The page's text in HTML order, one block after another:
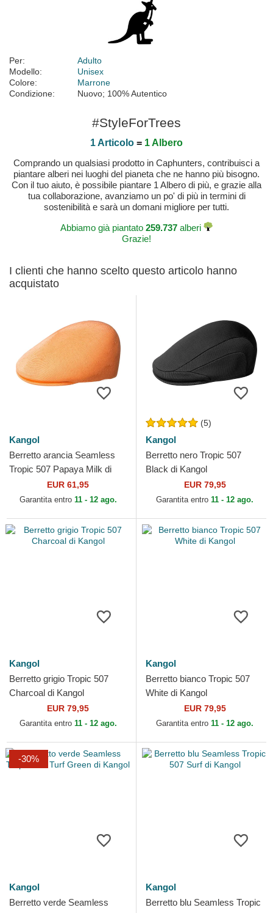
Per:
Adulto
Modello:
Unisex
Colore:
Marrone
Condizione:
Nuovo; 100% Autentico
#StyleForTrees
1 Articolo = 1 Albero
Comprando un qualsiasi prodotto in Caphunters, contribuisci a
piantare alberi nei luoghi del pianeta che ne hanno più bisogno.
Con il tuo aiuto, è possibile piantare 1 Albero di più, e grazie alla
tua collaborazione, avanziamo un po' di più in termini di
sostenibilità e sarà un domani migliore per tutti.
Abbiamo già piantato 259.737 alberi
Grazie!
I clienti che hanno scelto questo articolo hanno
acquistato
Kangol
Berretto arancia Seamless
Tropic 507 Papaya Milk di
EUR 61,95
Garantita entro 11 - 12 ago.
(5)
Kangol
Berretto nero Tropic 507
Black di Kangol
EUR 79,95
Garantita entro 11 - 12 ago.
Kangol
Berretto grigio Tropic 507
Charcoal di Kangol
EUR 79,95
Garantita entro 11 - 12 ago.
Kangol
Berretto bianco Tropic 507
White di Kangol
EUR 79,95
Garantita entro 11 - 12 ago.
-30%
Kangol
Berretto verde Seamless
Kangol
Berretto blu Seamless Tropic